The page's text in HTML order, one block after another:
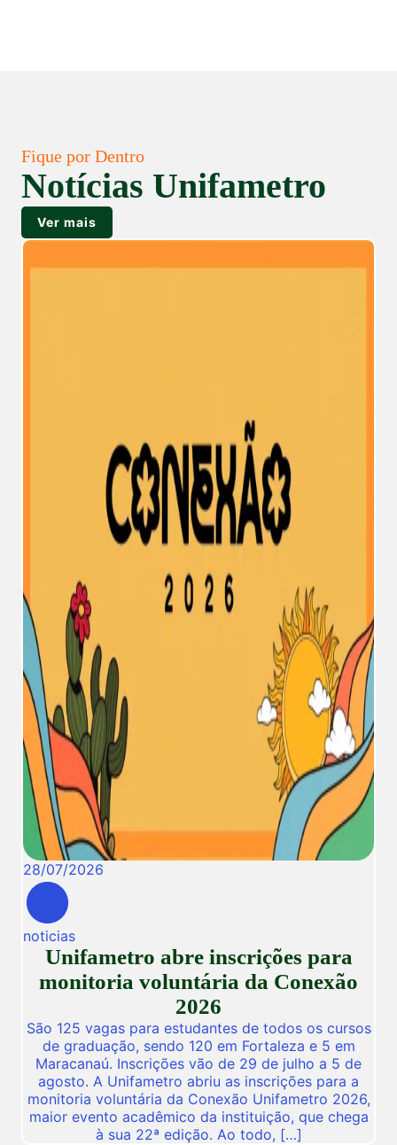
Fique por Dentro
Notícias Unifametro
Ver mais
28/07/2026
noticias
Unifametro abre inscrições para
monitoria voluntária da Conexão
2026
São 125 vagas para estudantes de todos os cursos
de graduação, sendo 120 em Fortaleza e 5 em
Maracanaú. Inscrições vão de 29 de julho a 5 de
agosto. A Unifametro abriu as inscrições para a
monitoria voluntária da Conexão Unifametro 2026,
maior evento acadêmico da instituição, que chega
à sua 22ª edição. Ao todo, […]